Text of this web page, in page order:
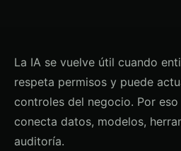
La IA se vuelve útil cuando
respeta permisos y puede
controles del negocio. Por
conecta datos, modelos,
auditoría.